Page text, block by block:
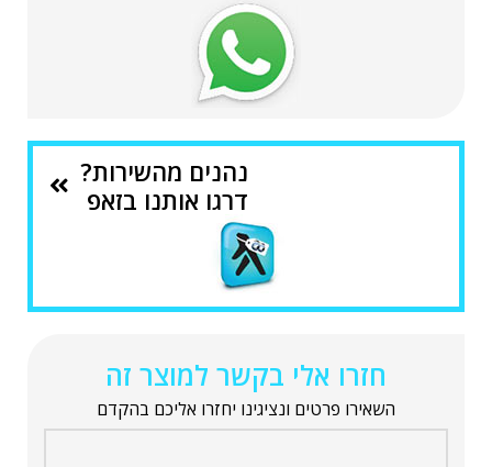
נהנים מהשירות?
דרגו אותנו בזאפ
חזרו אלי בקשר למוצר זה
השאירו פרטים ונציגינו יחזרו אליכם בהקדם